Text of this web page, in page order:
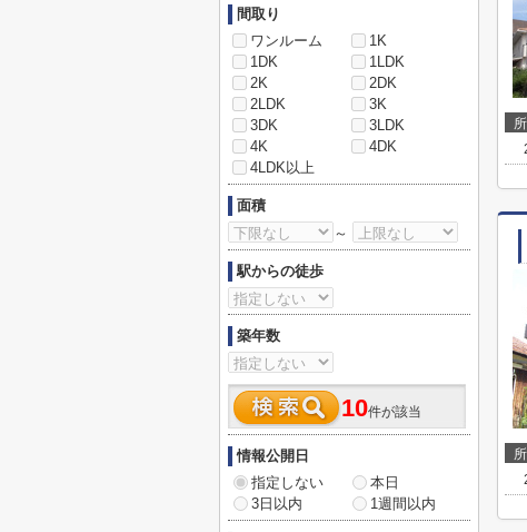
間取り
ワンルーム
1K
1DK
1LDK
2K
2DK
2LDK
3K
3DK
3LDK
4K
4DK
4LDK以上
面積
～
駅からの徒歩
築年数
10件が該当
情報公開日
指定しない
本日
3日以内
1週間以内